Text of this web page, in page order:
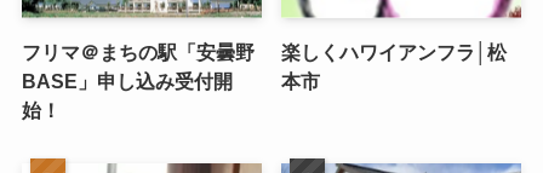
フリマ＠まちの駅「安曇野
BASE」申し込み受付開
始！
楽しくハワイアンフラ│松
本市